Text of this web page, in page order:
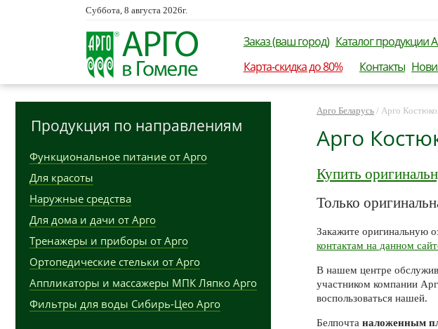
Суббота, 8 августа 2026г.
Заказ (ваш город) Каталог продукции
Карта-скидка до 80%
Контакты
Арго Беларусь / Арго
Арго
Купить
Только
Закажите оригинальную
контактам на данном
В нашем центре
участником компании
воспользоваться нашей.
Белпочта наложенным
Продукция по направлениям
Функциональное питание от Арго
Для красоты
Наружные средства
Для дома и дачи от Арго
Тренажеры и приборы от Арго
Ортопедические стельки от Арго
Аппликаторы и массажеры МПК Ляпко Арго
Фильтры для воды Сибирь-Цео Арго